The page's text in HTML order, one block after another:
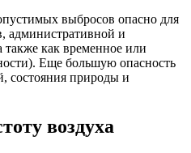
выбросов опасно для
административной и
также как временное или
Еще большую опасность
состояния природы и
воздуха